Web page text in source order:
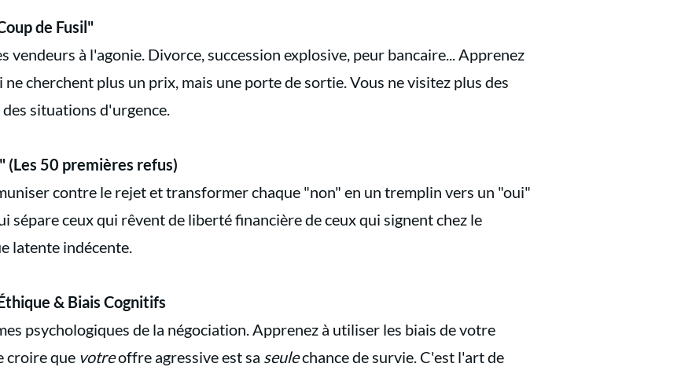
de Fusil"
vendeurs à l'agonie. Divorce, succession explosive, peur bancaire... Apprenez
cherchent plus un prix, mais une porte de sortie. Vous ne visitez plus des
situations d'urgence.
(Les 50 premières refus)
contre le rejet et transformer chaque "non" en un tremplin vers un "oui"
sépare ceux qui rêvent de liberté financière de ceux qui signent chez le
latente indécente.
& Biais Cognitifs
psychologiques de la négociation. Apprenez à utiliser les biais de votre
croire que votreoffre agressive est sa seulechance de survie. C'est l'art de